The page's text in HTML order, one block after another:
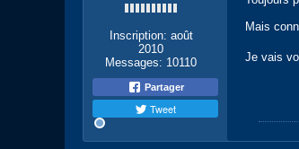
Inscription: août
2010
Messages: 10110
Partager
Tweet
Mais
Je vais